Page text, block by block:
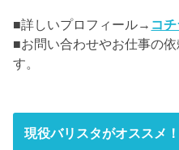
■詳しいプロフィール→ コ
■お問い合わせやお仕事の
す。
現役バリスタがオススメ